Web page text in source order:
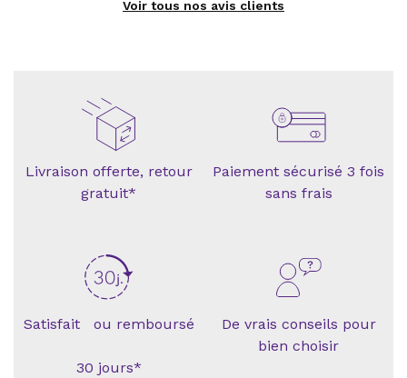
Voir tous nos avis clients
Livraison offerte, retour
gratuit*
Paiement sécurisé 3 fois
sans frais
Satisfait ou remboursé
30 jours*
De vrais conseils pour
bien choisir